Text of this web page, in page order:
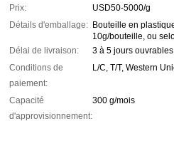
Prix:
USD50-5000/g
Détails d'emballage: Bouteille en
10g/bouteille, ou
Délai de livraison:
3 à 5 jours ouvrables
Conditions de
paiement:
L/C, T/T, Western
Capacité
d'approvisionnement:
300 g/mois